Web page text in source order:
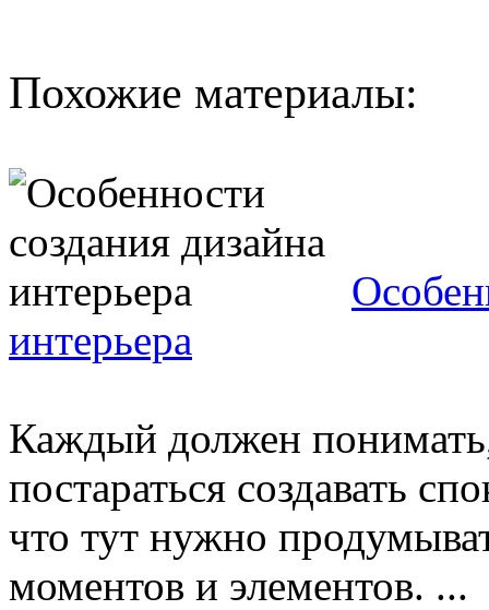
Похожие материалы:
интерьера
Каждый должен
постараться создавать
что тут нужно
моментов и элементов. ...